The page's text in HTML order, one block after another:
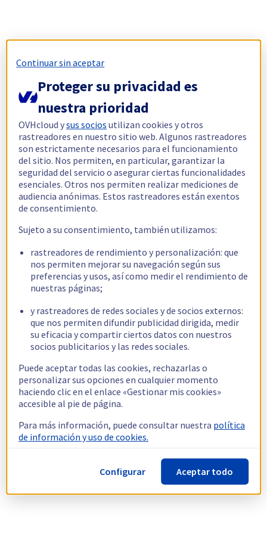
Continuar sin aceptar
Proteger su privacidad es
nuestra prioridad
OVHcloud ysus socios utilizan cookies y otros
rastreadores en nuestro sitio web. Algunos rastreadores
son estrictamente necesarios para el funcionamiento
del sitio. Nos permiten, en particular, garantizar la
seguridad del servicio o asegurar ciertas funcionalidades
esenciales. Otros nos permiten realizar mediciones de
audiencia anónimas. Estos rastreadores están exentos
de consentimiento.
Sujeto a su consentimiento, también utilizamos:
rastreadores de rendimiento y personalización: que
nos permiten mejorar su navegación según sus
preferencias y usos, así como medir el rendimiento de
nuestras páginas;
y rastreadores de redes sociales y de socios externos:
que nos permiten difundir publicidad dirigida, medir
su eficacia y compartir ciertos datos con nuestros
socios publicitarios y las redes sociales.
Puede aceptar todas las cookies, rechazarlas o
personalizar sus opciones en cualquier momento
haciendo clic en el enlace «Gestionar mis cookies»
accesible al pie de página.
Para más información, puede consultar nuestra política
de información y uso de cookies.
Configurar Aceptar todo